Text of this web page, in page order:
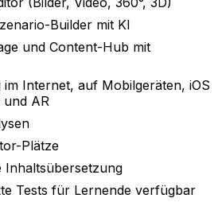
Builder mit KI
und Content-Hub mit
im Internet, auf Mobilgeräten, iOS
und AR
Plätze
Inhaltsübersetzung
Tests für Lernende verfügbar